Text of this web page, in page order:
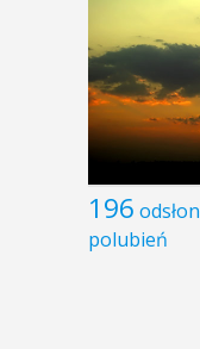
196 odsłon
polubień